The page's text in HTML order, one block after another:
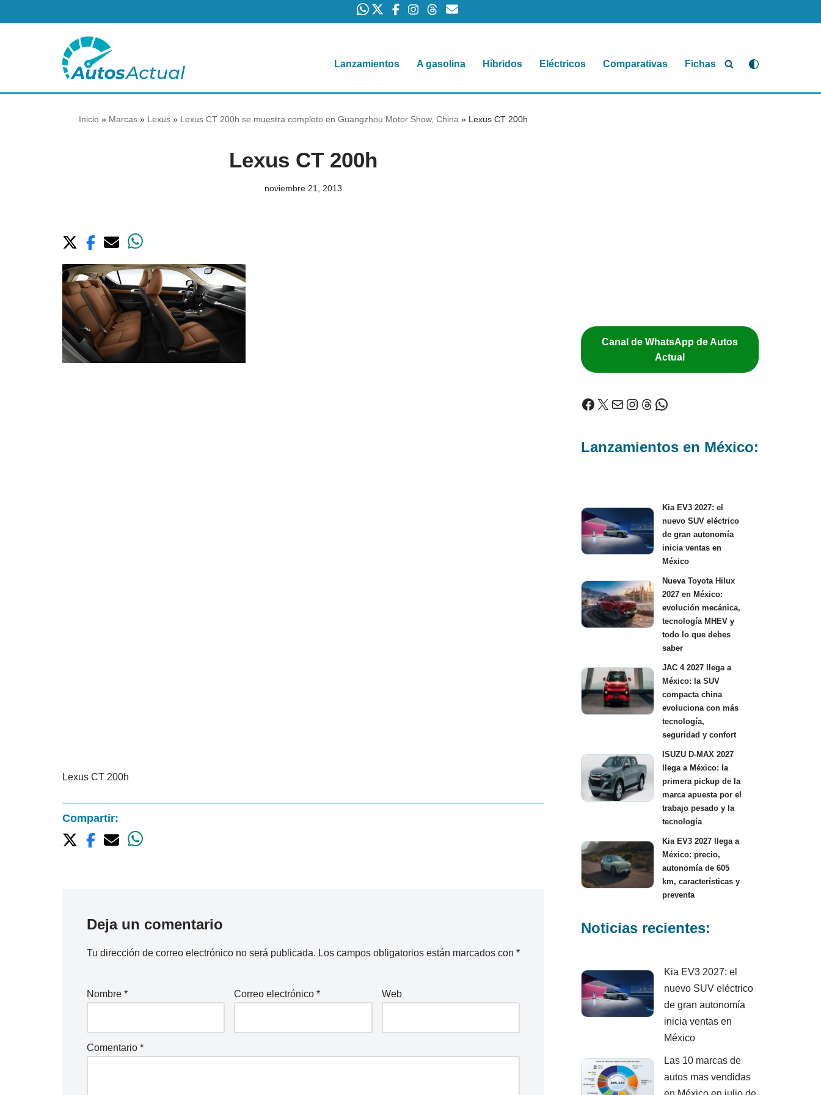
contenido
Lanzamientos A gasolina Híbridos Eléctricos Comparativas Fichas
Inicio » Marcas » Lexus » Lexus CT 200h se muestra completo en Guangzhou Motor Show, China » Lexus CT 200h
Lexus CT 200h
noviembre 21, 2013
Lexus CT 200h
Compartir:
Deja un comentario
Tu dirección de correo electrónico no será publicada. Los campos obligatorios están marcados con *
Nombre * Correo electrónico* Web
Comentario *
Canal de WhatsApp de Autos
Actual
Lanzamientos en México:
Kia EV3 2027: el
nuevo SUV eléctrico
de gran autonomía
inicia ventas en
México
Nueva Toyota Hilux
2027 en México:
evolución mecánica,
tecnología MHEV y
todo lo que debes
saber
JAC 4 2027 llega a
México: la SUV
compacta china
evoluciona con más
tecnología,
seguridad y confort
ISUZU D-MAX 2027
llega a México: la
primera pickup de la
marca apuesta por el
trabajo pesado y la
tecnología
Kia EV3 2027 llega a
México: precio,
autonomía de 605
km, características y
preventa
Noticias recientes:
Kia EV3 2027: el
nuevo SUV eléctrico
de gran autonomía
inicia ventas en
México
Las 10 marcas de
autos mas vendidas